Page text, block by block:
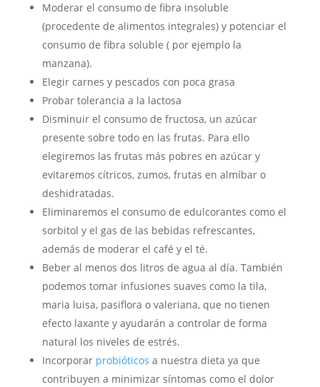
Moderar el consumo de fibra insoluble
(procedente de alimentos integrales) y potenciar el
consumo de fibra soluble ( por ejemplo la
manzana).
Elegir carnes y pescados con poca grasa
Probar tolerancia a la lactosa
Disminuir el consumo de fructosa, un azúcar
presente sobre todo en las frutas. Para ello
elegiremos las frutas más pobres en azúcar y
evitaremos cítricos, zumos, frutas en almíbar o
deshidratadas.
Eliminaremos el consumo de edulcorantes como el
sorbitol y el gas de las bebidas refrescantes,
además de moderar el café y el té.
Beber al menos dos litros de agua al día. También
podemos tomar infusiones suaves como la tila,
maria luisa, pasiflora o valeriana, que no tienen
efecto laxante y ayudarán a controlar de forma
natural los niveles de estrés.
Incorporar probióticos a nuestra dieta ya que
contribuyen a minimizar síntomas como el dolor